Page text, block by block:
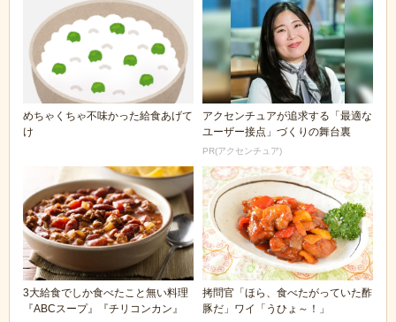
めちゃくちゃ不味かった給食あげて
け
アクセンチュアが追求する「最適な
ユーザー接点」づくりの舞台裏
PR(アクセンチュア)
3大給食でしか食べたこと無い料理
『ABCスープ』『チリコンカン』
拷問官「ほら、食べたがっていた酢
豚だ」ワイ「うひょ～！」